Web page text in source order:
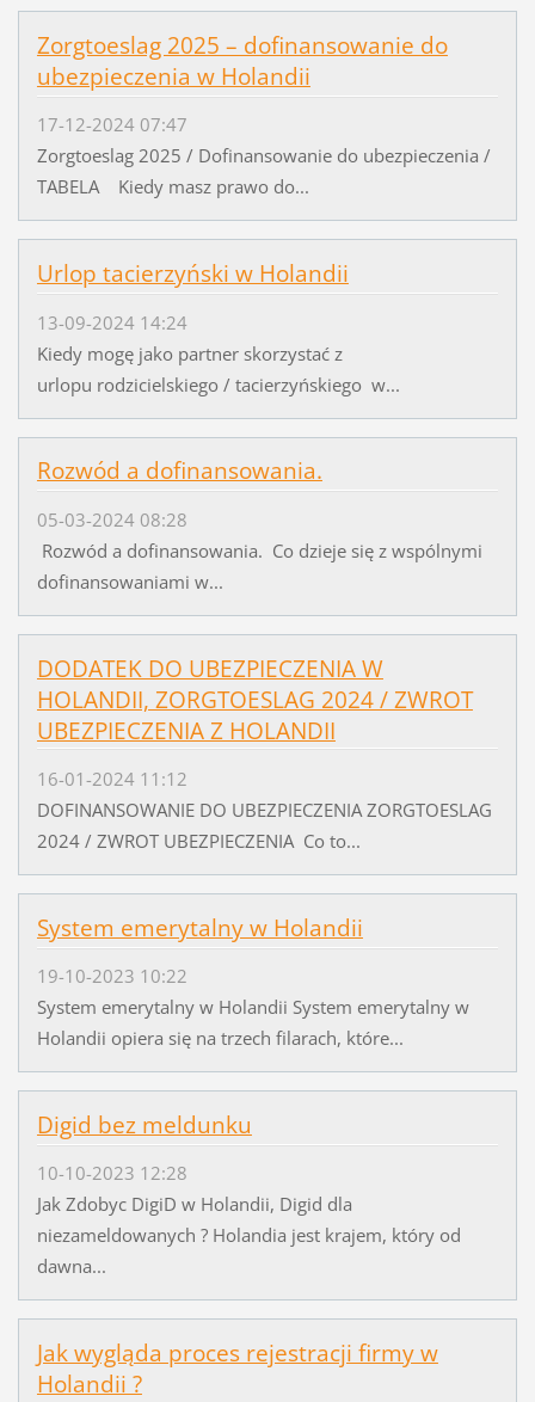
Zorgtoeslag 2025 – dofinansowanie do
ubezpieczenia w Holandii
17-12-2024 07:47
Zorgtoeslag 2025 / Dofinansowanie do ubezpieczenia /
TABELA Kiedy masz prawo do...
Urlop tacierzyński w Holandii
13-09-2024 14:24
Kiedy mogę jako partner skorzystać z
urlopu rodzicielskiego / tacierzyńskiego w...
Rozwód a dofinansowania.
05-03-2024 08:28
Rozwód a dofinansowania. Co dzieje się z wspólnymi
dofinansowaniami w...
DODATEK DO UBEZPIECZENIA W
HOLANDII, ZORGTOESLAG 2024 / ZWROT
UBEZPIECZENIA Z HOLANDII
16-01-2024 11:12
DOFINANSOWANIE DO UBEZPIECZENIA ZORGTOESLAG
2024 / ZWROT UBEZPIECZENIA Co to...
System emerytalny w Holandii
19-10-2023 10:22
System emerytalny w Holandii System emerytalny w
Holandii opiera się na trzech filarach, które...
Digid bez meldunku
10-10-2023 12:28
Jak Zdobyc DigiD w Holandii, Digid dla
niezameldowanych ? Holandia jest krajem, który od
dawna...
Jak wygląda proces rejestracji firmy w
Holandii ?